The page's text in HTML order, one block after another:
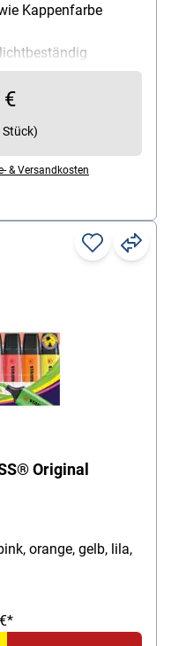
Kappenfarbe
Kappe mit
€
Stück)
& Versandkosten
Original
orange, gelb, lila,
hohe
€*